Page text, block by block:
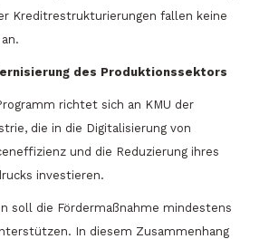
Kreditrestrukturierungen fallen keine
des Produktionssektors
richtet sich an KMU der
die in die Digitalisierung von
und die Reduzierung ihres
investieren.
soll die Fördermaßnahme mindestens
In diesem Zusammenhang